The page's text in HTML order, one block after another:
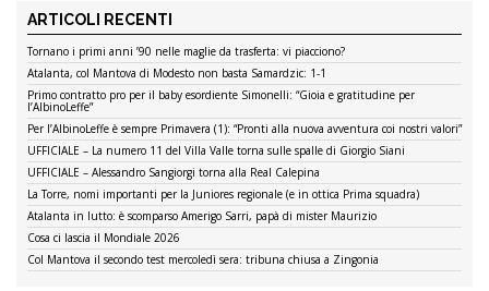
ARTICOLI RECENTI
Tornano i primi anni ’90 nelle maglie da trasferta: vi piacciono?
Atalanta, col Mantova di Modesto non basta Samardzic: 1-1
Primo contratto pro per il baby esordiente Simonelli: “Gioia e gratitudine per
l’AlbinoLeffe”
Per l’AlbinoLeffe è sempre Primavera (1): “Pronti alla nuova avventura coi nostri valori”
UFFICIALE – La numero 11 del Villa Valle torna sulle spalle di Giorgio Siani
UFFICIALE – Alessandro Sangiorgi torna alla Real Calepina
La Torre, nomi importanti per la Juniores regionale (e in ottica Prima squadra)
Atalanta in lutto: è scomparso Amerigo Sarri, papà di mister Maurizio
Cosa ci lascia il Mondiale 2026
Col Mantova il secondo test mercoledì sera: tribuna chiusa a Zingonia